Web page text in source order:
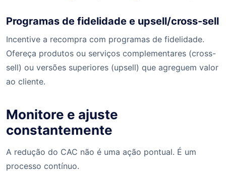
Programas de fidelidade e upsell/cross-sell
Incentive a recompra com programas de fidelidade.
Ofereça produtos ou serviços complementares (cross-
sell) ou versões superiores (upsell) que agreguem valor
ao cliente.
Monitore e ajuste
constantemente
A redução do CAC não é uma ação pontual. É um
processo contínuo.